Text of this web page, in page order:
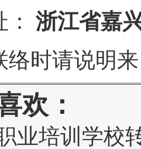
浙江省嘉
络时请说明
欢：
业培训学校